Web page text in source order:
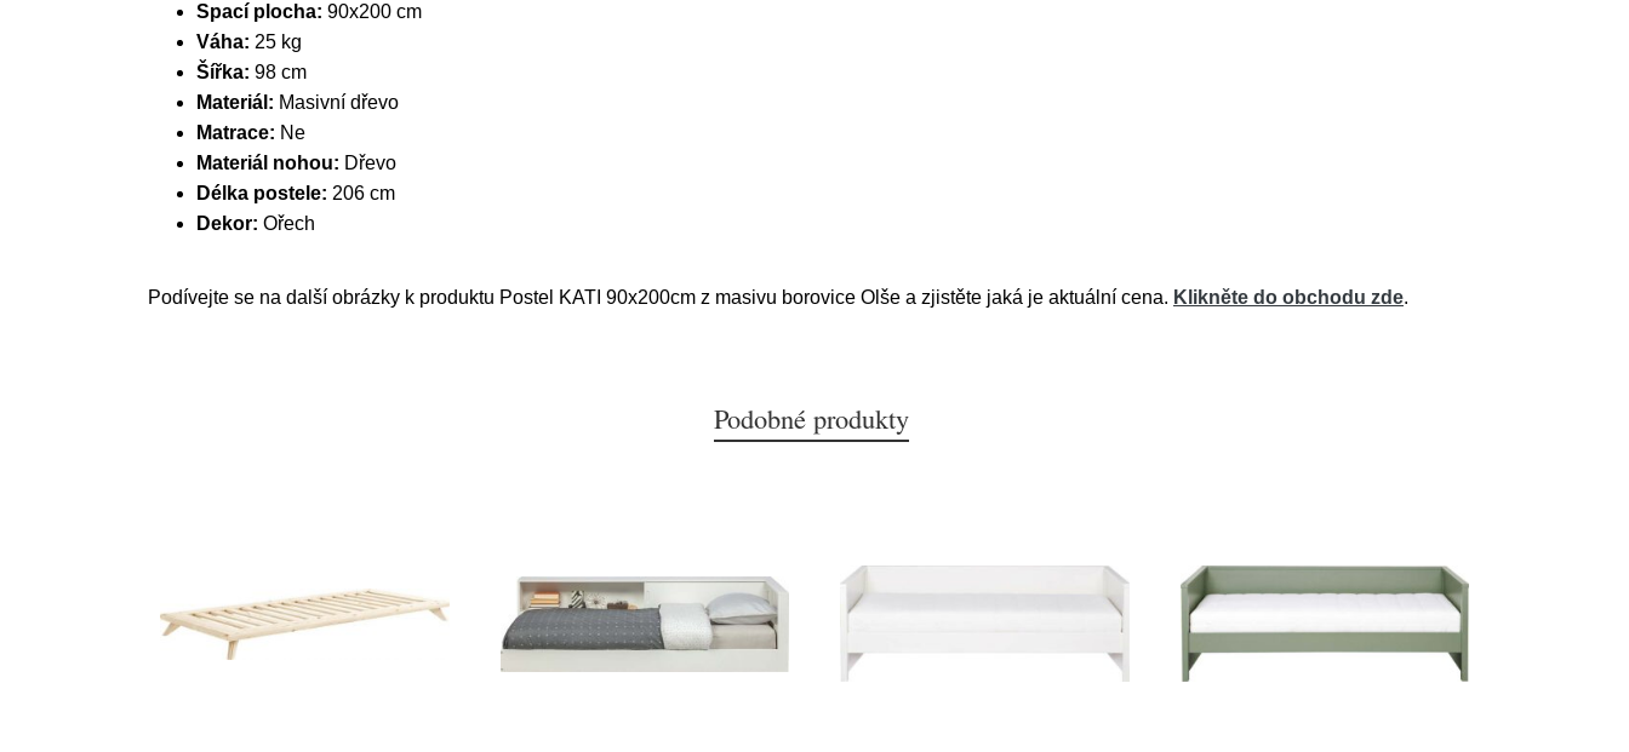
Spací plocha: 90x200 cm
Váha: 25 kg
Šířka: 98 cm
Materiál: Masivní dřevo
Matrace: Ne
Materiál nohou: Dřevo
Délka postele: 206 cm
Dekor: Ořech
Podívejte se na další obrázky k produktu Postel KATI 90x200cm z masivu borovice Olše a zjistěte jaká je aktuální cena. Klikněte do obchodu zde.
Podobné produkty